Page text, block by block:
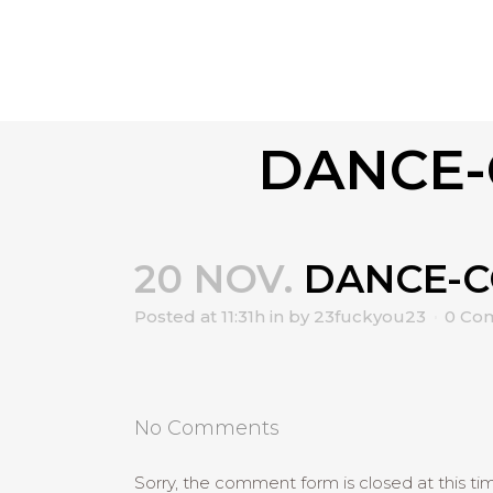
20 NOV. DANCE-
Posted at 11:31h in by 23fuckyou23 0
No Comments
Sorry, the comment form is closed at this